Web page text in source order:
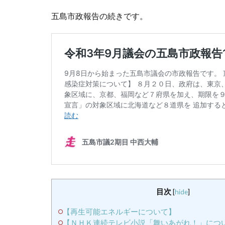
五島市政報告の続きです。
目次 [hide]
【再生可能エネルギーについて】
【ＮＨＫ連続テレビ小説「舞いあがれ！」につ